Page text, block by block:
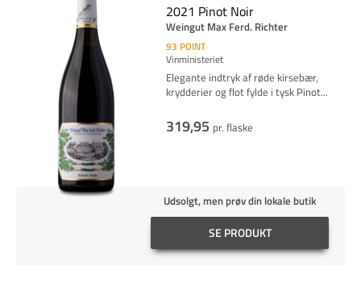
2021 Pinot Noir
Weingut Max Ferd. Richter
93 POINT
Vinministeriet
Elegante indtryk af røde kirsebær,
krydderier og flot fylde i tysk Pinot...
319,95 pr. flaske
Udsolgt, men prøv din lokale butik
SE PRODUKT